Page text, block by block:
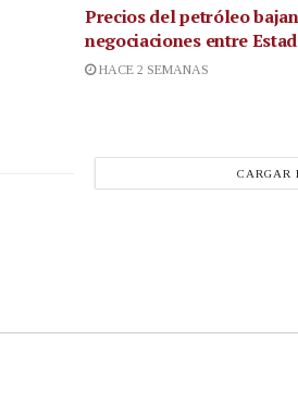
Precios del petróleo
negociaciones entre
HACE 2 SEMANAS
CARGAR